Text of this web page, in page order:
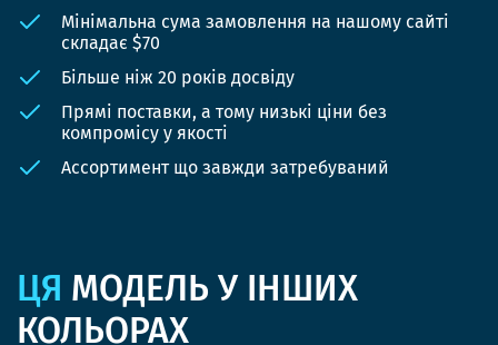
Мінімальна сума замовлення на нашому сайті
складає $70
Більше ніж 20 років досвіду
Прямі поставки, а тому низькі ціни без
компромісу у якості
Ассортимент що завжди затребуваний
ЦЯ МОДЕЛЬ У ІНШИХ
КОЛЬОРАХ